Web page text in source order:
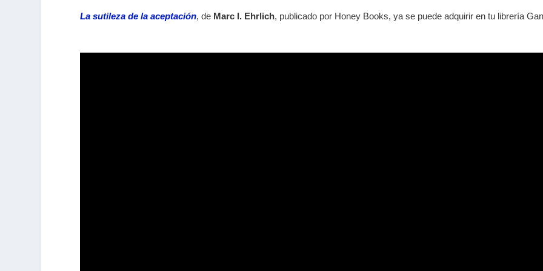
La sutileza de la aceptación, de Marc I. Ehrlich, publicado por Honey Books, ya se puede adquirir en tu librería